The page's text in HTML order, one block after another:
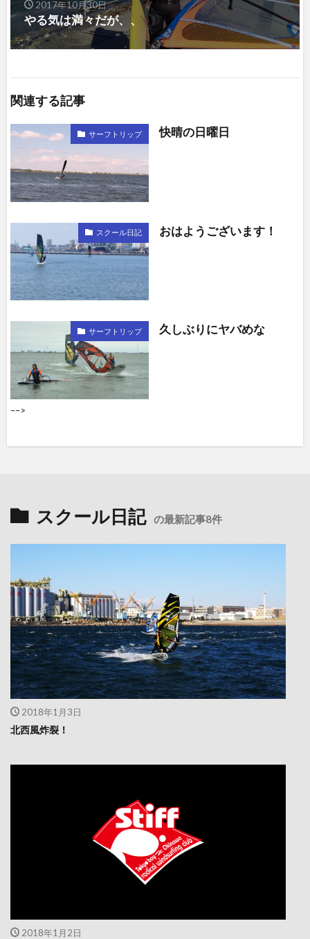
2017年10月30日
やる気は満々だが、、
関連する記事
サーフトリップ 快晴の日曜日
スクール日記 おはようございます！
サーフトリップ 久しぶりにヤバめな
––>
スクール日記 の最新記事8件
2018年1月3日
北西風炸裂！
2018年1月2日